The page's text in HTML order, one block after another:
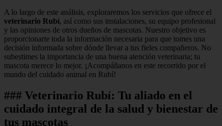
A lo largo de este análisis, exploraremos los servicios que ofrece el
veterinario Rubí, así como sus instalaciones, su equipo profesional
y las opiniones de otros dueños de mascotas. Nuestro objetivo es
proporcionarte toda la información necesaria para que tomes una
decisión informada sobre dónde llevar a tus fieles compañeros. No
subestimes la importancia de una buena atención veterinaria; tu
mascota merece lo mejor. ¡Acompáñanos en este recorrido por el
mundo del cuidado animal en Rubí!
### Veterinario Rubí: Tu aliado en el
cuidado integral de la salud y bienestar de
tus mascotas